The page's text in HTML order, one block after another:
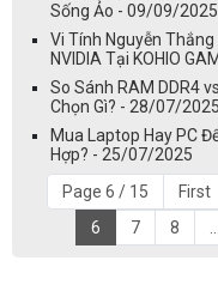
Sống Ảo - 09/09/2025
Vi Tính Nguyễn
NVIDIA Tại KOHIO
So Sánh RAM DDR4
Chọn Gì? - 28/07/2025
Mua Laptop Hay PC
Hợp? - 25/07/2025
Page 6 / 15
First
6
7 8